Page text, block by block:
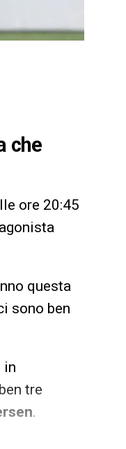
che
ore 20:45
questa
sono ben
in
tre
.